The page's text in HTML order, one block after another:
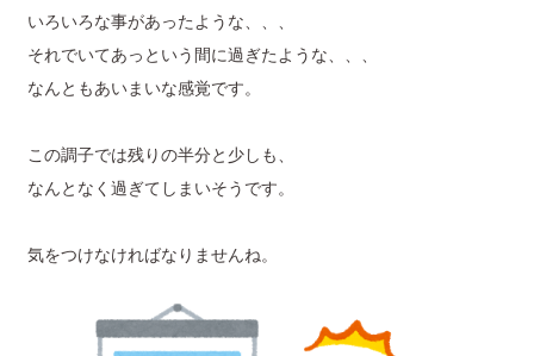
いろいろな事があったような、、、
それでいてあっという間に過ぎたような、、、
なんともあいまいな感覚です。
この調子では残りの半分と少しも、
なんとなく過ぎてしまいそうです。
気をつけなければなりませんね。